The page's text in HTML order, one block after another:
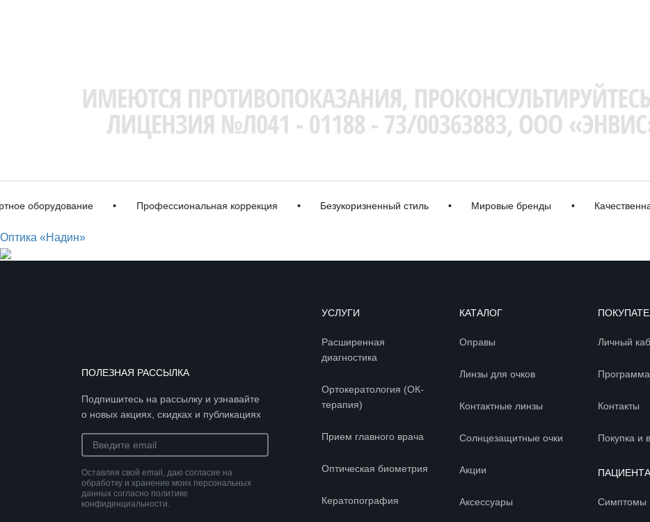
оборудование • Профессиональная коррекция • Безукоризненный стиль • Мировые бренды • Качественная
Оптика «Надин»
ПОЛЕЗНАЯ РАССЫЛКА
Подпишитесь на рассылку и узнавайте
о новых акциях, скидках и публикациях
Оставляя свой email, даю согласие на
обработку и хранение моих персональных
данных согласно политике
конфиденциальности.
УСЛУГИ
Расширенная
диагностика
Ортокератология (ОК-
терапия)
Прием главного врача
Оптическая биометрия
Кератопография
КАТАЛОГ
Оправы
Линзы для очков
Контактные линзы
Солнцезащитные очки
Акции
Аксессуары
Личный
Контакты
Покупка и
Симптомы